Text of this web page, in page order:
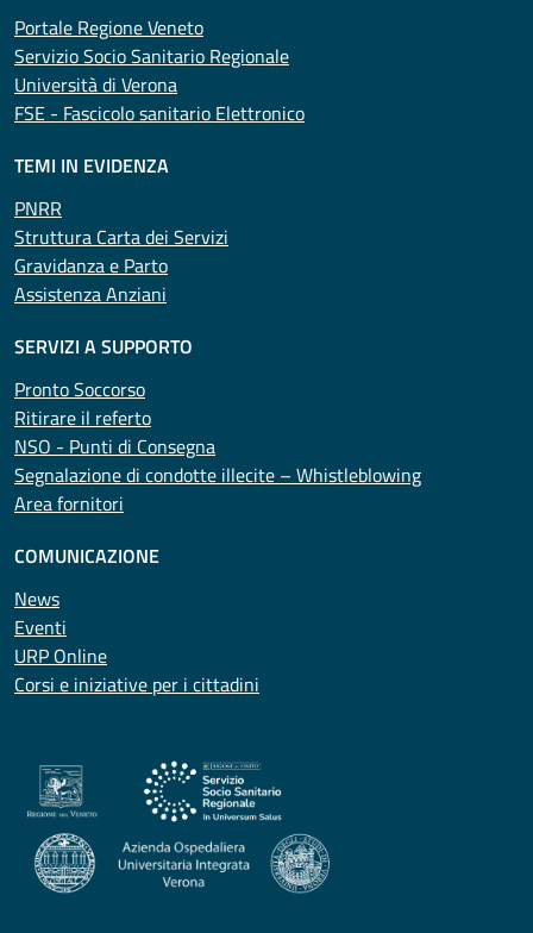
Portale Regione Veneto
Servizio Socio Sanitario Regionale
Università di Verona
FSE - Fascicolo sanitario Elettronico
TEMI IN EVIDENZA
PNRR
Struttura Carta dei Servizi
Gravidanza e Parto
Assistenza Anziani
SERVIZI A SUPPORTO
Pronto Soccorso
Ritirare il referto
NSO - Punti di Consegna
Segnalazione di condotte illecite – Whistleblowing
Area fornitori
COMUNICAZIONE
News
Eventi
URP Online
Corsi e iniziative per i cittadini